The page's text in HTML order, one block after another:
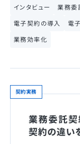
インタビュー 業務委
電子契約の導入 電
業務効率化
契約実務